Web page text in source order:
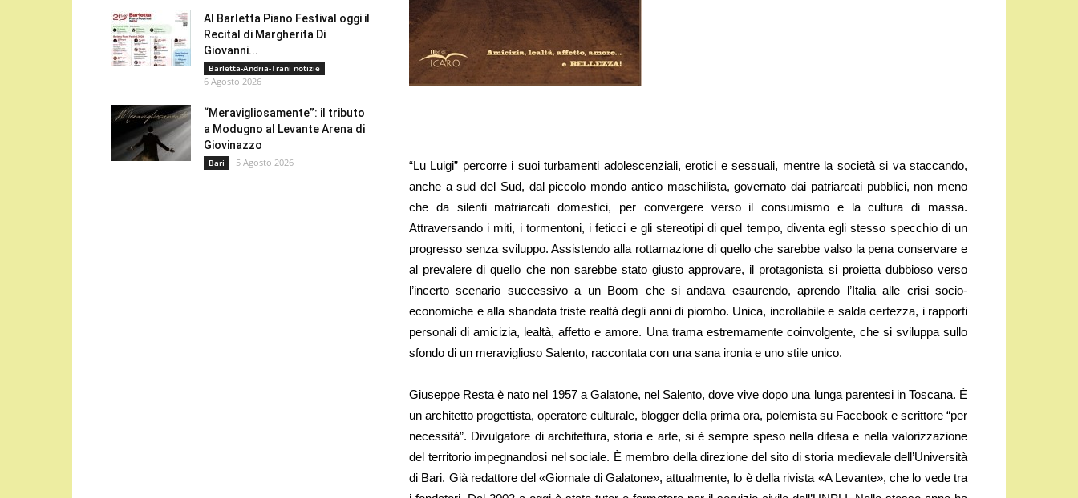
“Lu Luigi” percorre i suoi turbamenti adolescenziali, erotici e sessuali, mentre la società si va staccando,
anche a sud del Sud, dal piccolo mondo antico maschilista, governato dai patriarcati pubblici, non meno
che da silenti matriarcati domestici, per convergere verso il consumismo e la cultura di massa.
Attraversando i miti, i tormentoni, i feticci e gli stereotipi di quel tempo, diventa egli stesso specchio di un
progresso senza sviluppo. Assistendo alla rottamazione di quello che sarebbe valso la pena conservare e
al prevalere di quello che non sarebbe stato giusto approvare, il protagonista si proietta dubbioso verso
l’incerto scenario successivo a un Boom che si andava esaurendo, aprendo l’Italia alle crisi socio-
economiche e alla sbandata triste realtà degli anni di piombo. Unica, incrollabile e salda certezza, i rapporti
personali di amicizia, lealtà, affetto e amore. Una trama estremamente coinvolgente, che si sviluppa sullo
sfondo di un meraviglioso Salento, raccontata con una sana ironia e uno stile unico.
Giuseppe Resta è nato nel 1957 a Galatone, nel Salento, dove vive dopo una lunga parentesi in Toscana. È
un architetto progettista, operatore culturale, blogger della prima ora, polemista su Facebook e scrittore “per
necessità”. Divulgatore di architettura, storia e arte, si è sempre speso nella difesa e nella valorizzazione
del territorio impegnandosi nel sociale. È membro della direzione del sito di storia medievale dell’Università
di Bari. Già redattore del «Giornale di Galatone», attualmente, lo è della rivista «A Levante», che lo vede tra
Al Barletta Piano Festival oggi il
Recital di Margherita Di
Giovanni...
Barletta-Andria-Trani notizie
6 Agosto 2026
“Meravigliosamente”: il tributo
a Modugno al Levante Arena di
Giovinazzo
Bari 5 Agosto 2026